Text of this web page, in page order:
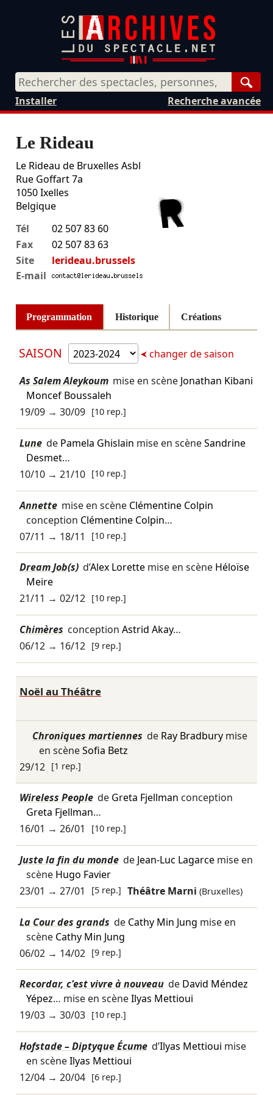
Recherche avancée
Installer
Le Rideau
Le Rideau de Bruxelles Asbl
Rue Goffart 7a
1050 Ixelles
Belgique
Tél
02 507 83 60
Fax
02 507 83 63
Site
lerideau.brussels
E-mail
Programmation Historique Créations
SAISON changer de saison
As Salem Aleykoum mise en scène Jonathan Kibani
Moncef Boussaleh
19/09→ 30/09 [10 rep.]
Lune de Pamela Ghislain mise en scèneSandrine
Desmet…
10/10→ 21/10 [10 rep.]
Annette mise en scène Clémentine Colpin
conception Clémentine Colpin…
07/11 → 18/11 [10 rep.]
Dream Job(s) d’Alex Lorettemise en scène Héloïse
Meire
21/11 → 02/12 [10 rep.]
Chimères conception Astrid Akay…
06/12→ 16/12 [9 rep.]
Noël au Théâtre
Chroniques martiennes de Ray Bradburymise
en scèneSofia Betz
29/12 [1 rep.]
Wireless People de Greta Fjellman conception
Greta Fjellman…
16/01 → 26/01 [10 rep.]
Juste la fin du monde de Jean-Luc Lagarcemise en
scène Hugo Favier
23/01 → 27/01 [5 rep.] Théâtre Marni (Bruxelles)
La Cour des grands de Cathy Min Jung mise en
scène Cathy Min Jung
06/02→ 14/02 [9 rep.]
Recordar, c'est vivre à nouveau de David Méndez
Yépez… mise en scèneIlyas Mettioui
19/03→ 30/03 [10 rep.]
Hofstade – Diptyque Écume d’Ilyas Mettioui mise
en scèneIlyas Mettioui
12/04→ 20/04 [6 rep.]